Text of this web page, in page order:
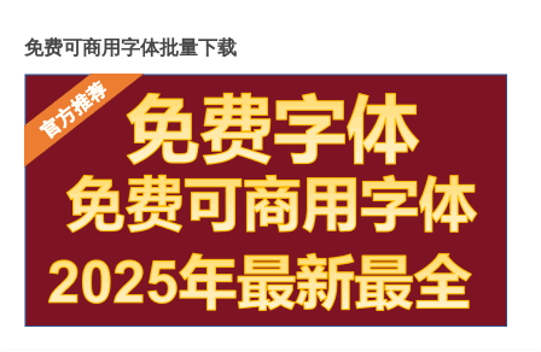
免费可商用字体批量下载